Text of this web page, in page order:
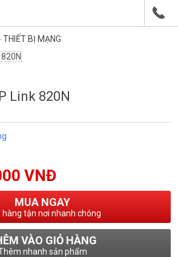
THIẾT BỊ MẠNG
Link 820N
VNĐ
MUA NGAY
hàng tận nơi nhanh chóng
VÀO GIỎ HÀNG
nhanh sản phẩm